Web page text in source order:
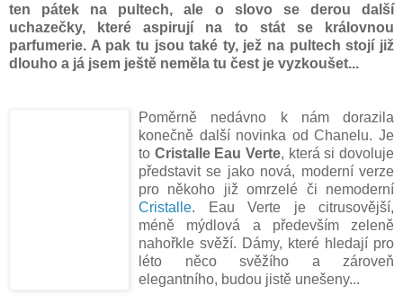
ten pátek na pultech, ale o slovo se derou další
uchazečky, které aspirují na to stát se královnou
parfumerie. A pak tu jsou také ty, jež na pultech stojí již
dlouho a já jsem ještě neměla tu čest je vyzkoušet...
Poměrně nedávno k nám dorazila
konečně další novinka od Chanelu. Je
to Cristalle Eau Verte, která si dovoluje
představit se jako nová, moderní verze
pro někoho již omrzelé či nemoderní
Cristalle. Eau Verte je citrusovější,
méně mýdlová a především zeleně
nahořkle svěží. Dámy, které hledají pro
léto něco svěžího a zároveň
elegantního, budou jistě unešeny...